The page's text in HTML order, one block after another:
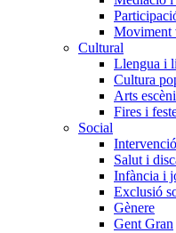
Moviment
Cultural
Llengua i
Cultura
Arts
Fires i
Social
Salut i
Infància i
Exclusió
Gènere
Gent Gran